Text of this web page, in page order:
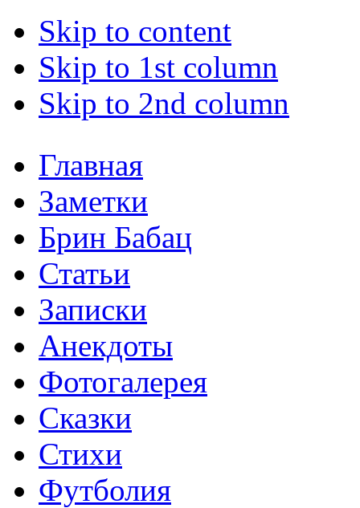
Skip to content
Skip to 1st column
Skip to 2nd column
Главная
Заметки
Брин Бабац
Статьи
Записки
Анекдоты
Фотогалерея
Сказки
Стихи
Футболия